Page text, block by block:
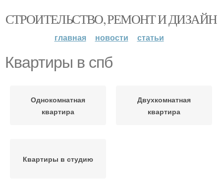
СТРОИТЕЛЬСТВО, РЕМОНТ И ДИЗАЙН
главная новости статьи
Квартиры в спб
Однокомнатная
квартира
Двухкомнатная
квартира
Квартиры в студию